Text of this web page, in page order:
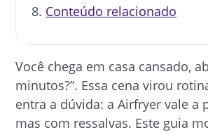
Conteúdo relacionado
Você chega em casa cansado,
minutos?”. Essa cena virou
entra a dúvida: a Airfryer vale a
mas com ressalvas. Este guia